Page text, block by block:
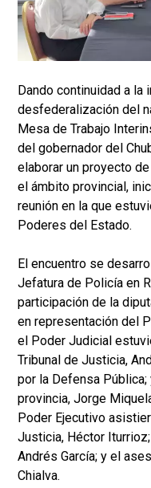
Dando continuidad a
desfederalización del
Mesa de Trabajo
del gobernador del
elaborar un proyecto
el ámbito provincial,
reunión en la que
Poderes del Estado.
El encuentro se
Jefatura de Policía en
participación de la
en representación del
el Poder Judicial
Tribunal de Justicia,
por la Defensa
provincia, Jorge
Poder Ejecutivo
Justicia, Héctor
Andrés García; y el
Chialva.